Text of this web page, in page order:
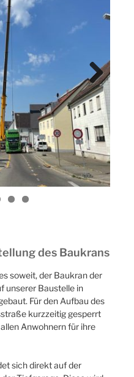
Next
des Baukrans
soweit, der Baukran der
unserer Baustelle in
Für den Aufbau des
kurzzeitig gesperrt
Anwohnern für ihre
sich direkt auf der